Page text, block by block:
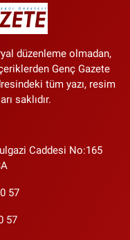
düzenleme olmadan,
Genç Gazete
tüm yazı, resim
saklıdır.
Caddesi No:165
57
57